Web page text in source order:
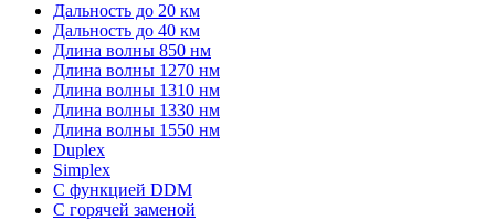
Дальность до 20 км
Дальность до 40 км
Длина волны 850 нм
Длина волны 1270 нм
Длина волны 1310 нм
Длина волны 1330 нм
Длина волны 1550 нм
Duplex
Simplex
С функцией DDM
С горячей заменой